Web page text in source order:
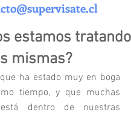
estamos tratando
mismas?
ha estado muy en boga
tiempo, y que muchas
dentro de nuestras